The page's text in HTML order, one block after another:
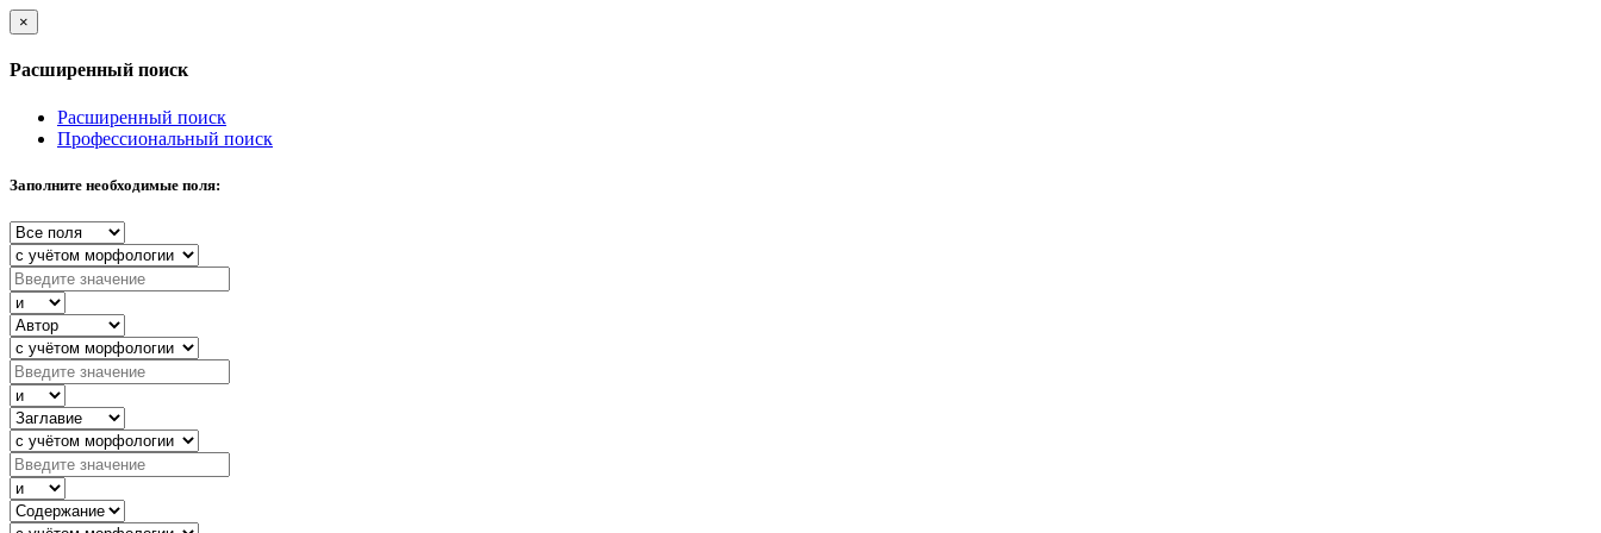
×
Расширенный поиск
Расширенный поиск
Профессиональный поиск
Заполните необходимые поля: